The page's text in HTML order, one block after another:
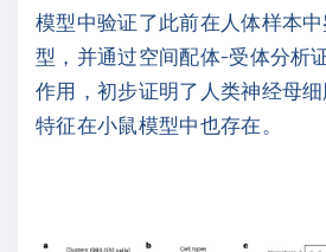
模型中验证了此前在人体样本
型，并通过空间配体-受体分析
作用，初步证明了人类神经母
特征在小鼠模型中也存在。